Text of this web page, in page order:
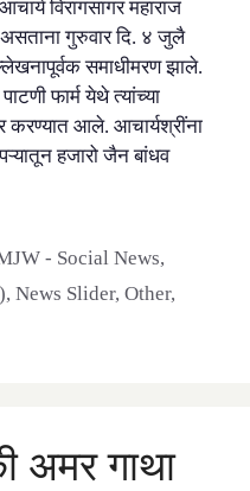
विरागसागर महाराज
गुरुवार दि. ४ जुलै
समाधीमरण झाले.
फार्म येथे त्यांच्या
करण्यात आले. आचार्यश्रींना
हजारो जैन बांधव
- Social News,
, News Slider, Other,
अमर गाथा